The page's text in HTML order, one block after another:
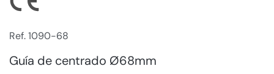
Ref. 1090-68
Guía de centrado Ø68mm